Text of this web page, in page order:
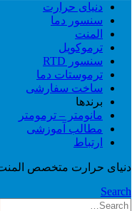
دنیای حرارت
سنسور دما
المنت
ترموکوپل
سنسور RTD
ترموستات دما
ساخت سفارشی
برندها
مانومتر – ترمومتر
مطالب آموزشی
ارتباط
دنیای حرارت متخصص
Search